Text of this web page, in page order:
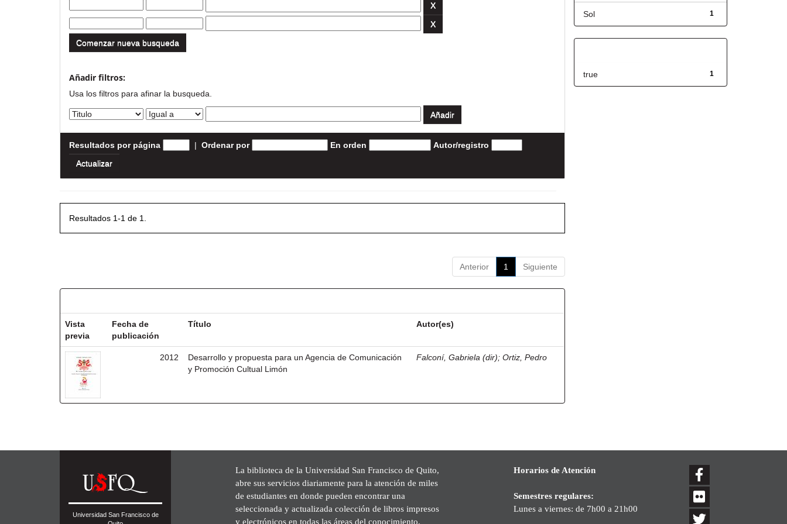
Comenzar nueva busqueda
Añadir filtros:
Usa los filtros para afinar la busqueda.
Resultados por página | Ordenar por En orden Autor/registro
Resultados 1-1 de 1.
Anterior 1 Siguiente
Vista
previa
Fecha de
publicación
Título Autor(es)
2012
Desarrollo y propuesta para un Agencia de Comunicación
y Promoción Cultual Limón
Falconí, Gabriela (dir);Ortiz, Pedro
1
Sol
1
true
Universidad San Francisco de
La biblioteca de la Universidad San Francisco de Quito,
abre sus servicios diariamente para la atención de miles
de estudiantes en donde pueden encontrar una
seleccionada y actualizada colección de libros impresos
y electrónicos en todas las áreas del conocimiento,
Horarios de Atención
Semestres regulares:
Lunes a viernes: de 7h00 a 21h00